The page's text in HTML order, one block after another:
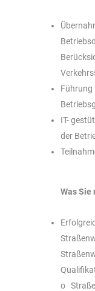
Führung
IT-
der
Was Sie
o